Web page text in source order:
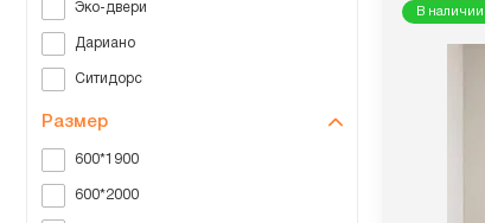
Эко-двери
Дариано
Ситидорс
Размер
600*1900
600*2000
В наличии